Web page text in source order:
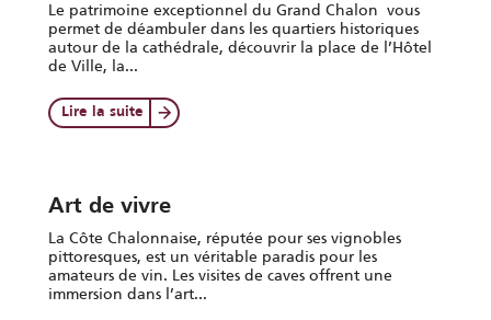
Le patrimoine exceptionnel du Grand Chalon vous
permet de déambuler dans les quartiers historiques
autour de la cathédrale, découvrir la place de l’Hôtel
de Ville, la...
Lire la suite
Art de vivre
La Côte Chalonnaise, réputée pour ses vignobles
pittoresques, est un véritable paradis pour les
amateurs de vin. Les visites de caves offrent une
immersion dans l’art...